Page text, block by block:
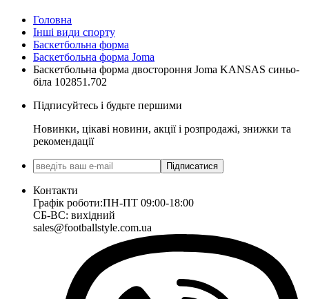
Головна
Інші види спорту
Баскетбольна форма
Баскетбольна форма Joma
Баскетбольна форма двостороння Joma KANSAS синьо-
біла 102851.702
Підписуйтесь і будьте першими
Новинки, цікаві новини, акції і розпродажі, знижки та
рекомендації
Підписатися
Контакти
Графік роботи:ПН-ПТ 09:00-18:00
СБ-ВС: вихідний
sales@footballstyle.com.ua